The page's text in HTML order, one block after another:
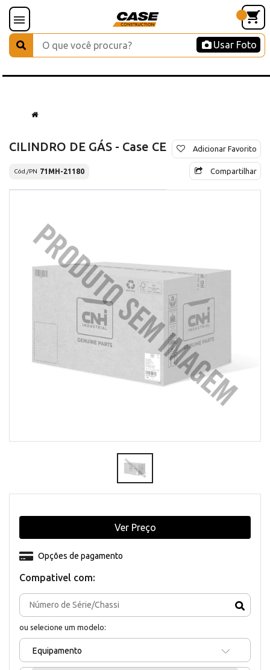
Usar Foto
CILINDRO DE GÁS - Case CE
Cód./PN 71MH-21180
Adicionar Favorito
Compartilhar
Compativel com:
ou selecione um modelo:
Equipamento
Opções de pagamento
Ver Preço